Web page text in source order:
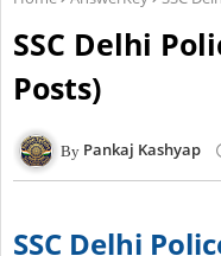
SSC Delhi
Posts)
Pankaj Kashyap
SSC Delhi